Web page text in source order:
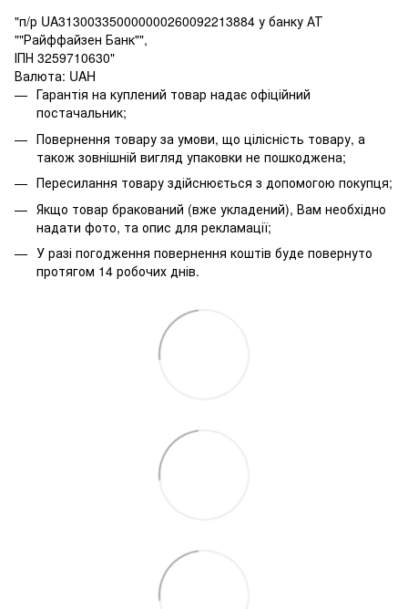
"п/р UA313003350000000260092213884 у банку АТ
""Райффайзен Банк"",
ІПН 3259710630"
Валюта: UAH
Гарантія на куплений товар надає офіційний
постачальник;
Повернення товару за умови, що цілісність товару, а
також зовнішній вигляд упаковки не пошкоджена;
Пересилання товару здійснюється з допомогою покупця;
Якщо товар бракований (вже укладений), Вам необхідно
надати фото, та опис для рекламації;
У разі погодження повернення коштів буде повернуто
протягом 14 робочих днів.